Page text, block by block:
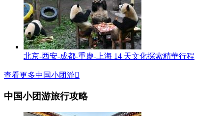
北京-西安-成都-重慶-上海 14 天文化探索精華行程
查看更多中国小团游
中国小团游旅行攻略